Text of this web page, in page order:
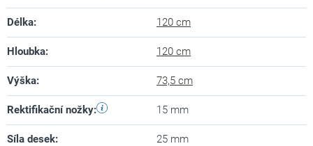
Délka: 120 cm
Hloubka: 120 cm
Výška: 73,5 cm
Rektifikační nožky: 15 mm
Síla desek: 25 mm